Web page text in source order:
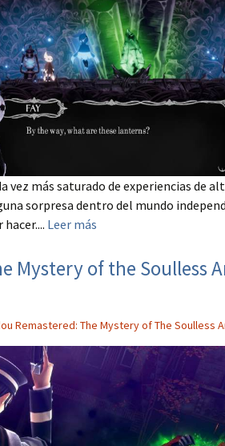
vez más saturado de experiencias de
sorpresa dentro del mundo
Leer más
Mystery of the Soulless
Remastered: The Mystery of The Soulless